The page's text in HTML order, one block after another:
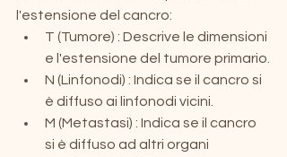
l'estensione del cancro:
T (Tumore) : Descrive le dimensioni
e l'estensione del tumore primario.
N (Linfonodi) : Indica se il cancro si
è diffuso ai linfonodi vicini.
M (Metastasi) : Indica se il cancro
si è diffuso ad altri organi